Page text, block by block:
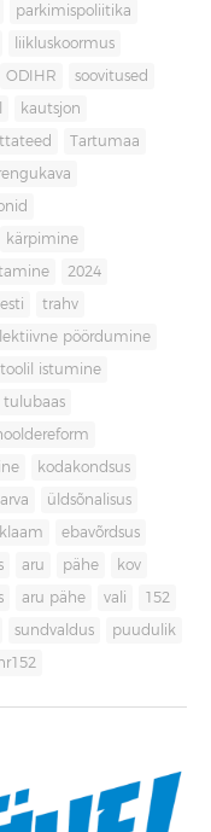
parkimispoliitika
liikluskoormus
ODIHR soovitused
kautsjon
Tartumaa
kärpimine
2024
trahv
pöördumine
istumine
tulubaas
kodakondsus
üldsõnalisus
ebavõrdsus
aru pähe kov
aru pähe vali 152
sundvaldus puudulik